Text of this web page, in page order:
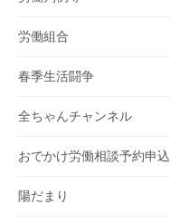
労働組合
春季生活闘争
全ちゃんチャンネル
おでかけ労働相談予約申込
陽だまり